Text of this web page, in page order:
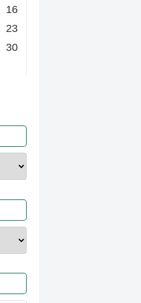
16
23
30